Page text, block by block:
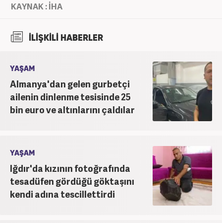
KAYNAK : İHA
İLİŞKİLİ HABERLER
YAŞAM
Almanya'dan gelen gurbetçi
ailenin dinlenme tesisinde 25
bin euro ve altınlarını çaldılar
YAŞAM
Iğdır'da kızının fotoğrafında
tesadüfen gördüğü göktaşını
kendi adına tescillettirdi